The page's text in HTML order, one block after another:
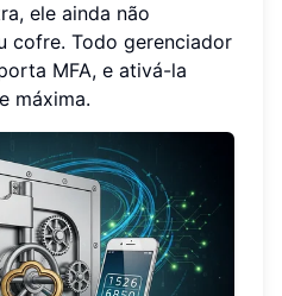
ele ainda não
cofre. Todo gerenciador
MFA, e ativá-la
máxima.